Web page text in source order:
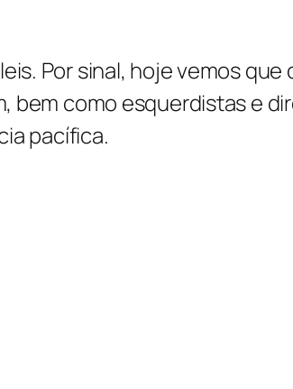
Por sinal, hoje vemos
bem como esquerdistas e
pacífica.